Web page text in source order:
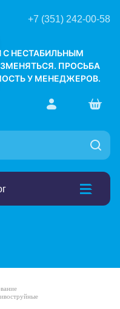
+7 (351) 242-00-58
С НЕСТАБИЛЬНЫМ
ПРОСЬБА
У МЕНЕДЖЕРОВ.